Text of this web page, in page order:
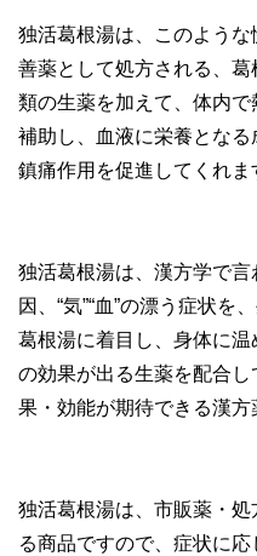
独活葛根湯は、このよう
善薬として処方される、
類の生薬を加えて、体内
補助し、血液に栄養とな
鎮痛作用を促進してくれま
独活葛根湯は、漢方学で
因、“気”“血”の漂う症状を
葛根湯に着目し、身体に
の効果が出る生薬を配合
果・効能が期待できる漢方
独活葛根湯は、市販薬・
る商品ですので、症状に